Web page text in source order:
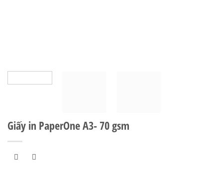
Giấy in PaperOne A3- 70 gsm